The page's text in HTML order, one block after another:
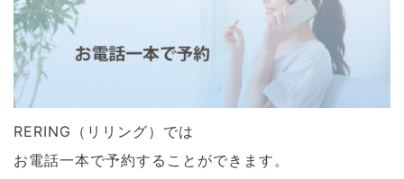
RERING（リリング）では
お電話一本で予約することができます。